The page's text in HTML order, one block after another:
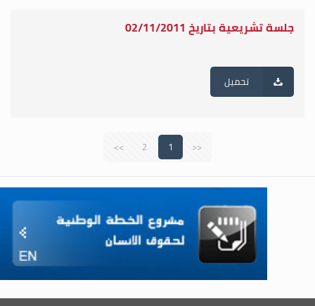
جلسة تشريعية بتاريخ 02/11/2011
تحميل
<<
1
2
>>